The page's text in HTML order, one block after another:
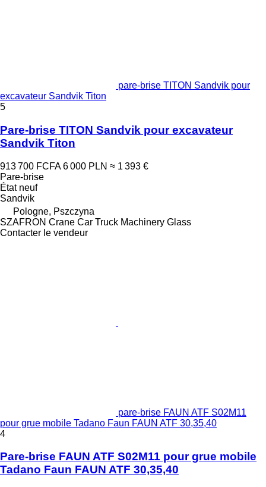
pare-brise TITON Sandvik pour
excavateur Sandvik Titon
5
Pare-brise TITON Sandvik pour excavateur
Sandvik Titon
913 700 FCFA 6 000 PLN ≈ 1 393 €
Pare-brise
Étatneuf
Sandvik
Pologne, Pszczyna
SZAFRON Crane Car Truck Machinery Glass
Contacter le vendeur
pare-brise FAUN ATF S02M11
pour grue mobile Tadano Faun FAUN ATF 30,35,40
4
Pare-brise FAUN ATF S02M11 pour grue mobile
Tadano Faun FAUN ATF 30,35,40